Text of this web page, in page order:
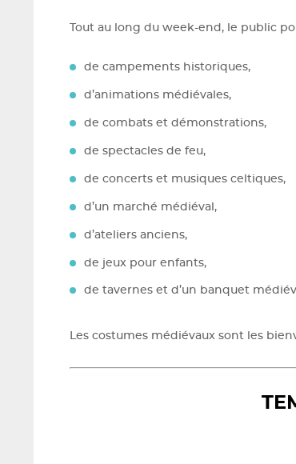
Tout au long du week-end, le public
de campements historiques,
d’animations médiévales,
de combats et démonstrations,
de spectacles de feu,
de concerts et musiques celtiques,
d’un marché médiéval,
d’ateliers anciens,
de jeux pour enfants,
de tavernes et d’un banquet
Les costumes médiévaux sont les